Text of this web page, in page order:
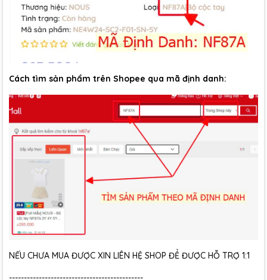
Cách tìm sản phẩm trên Shopee qua mã định danh:
NẾU CHƯA MUA ĐƯỢC XIN LIÊN HỆ SHOP ĐỂ ĐƯỢC HỖ TRỢ 1:1
---------------------------------------------